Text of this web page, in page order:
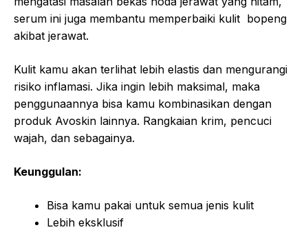
serum ini juga membantu memperbaiki kulit bopeng
akibat jerawat.
Kulit kamu akan terlihat lebih elastis dan mengurangi
risiko inflamasi. Jika ingin lebih maksimal, maka
penggunaannya bisa kamu kombinasikan dengan
produk Avoskin lainnya. Rangkaian krim, pencuci
wajah, dan sebagainya.
Keunggulan:
Bisa kamu pakai untuk semua jenis kulit
Lebih eksklusif